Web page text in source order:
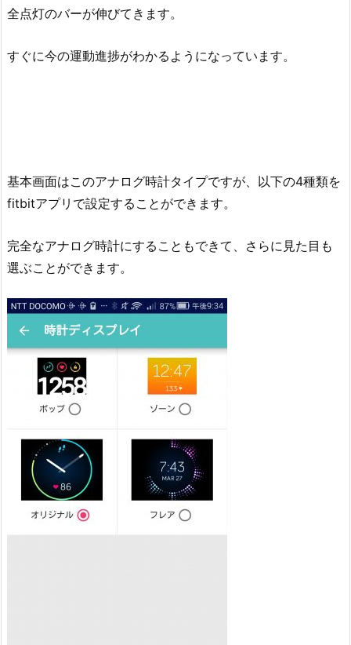
全点灯のバーが伸びてきます。
すぐに今の運動進捗がわかるようになっています。
基本画面はこのアナログ時計タイプですが、以下の4種類を
fitbitアプリで設定することができます。
完全なアナログ時計にすることもできて、さらに見た目も
選ぶことができます。